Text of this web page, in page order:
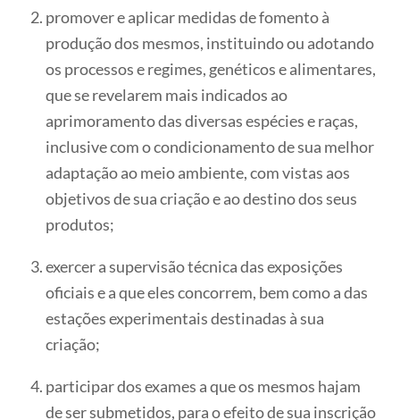
promover e aplicar medidas de fomento à
produção dos mesmos, instituindo ou adotando
os processos e regimes, genéticos e alimentares,
que se revelarem mais indicados ao
aprimoramento das diversas espécies e raças,
inclusive com o condicionamento de sua melhor
adaptação ao meio ambiente, com vistas aos
objetivos de sua criação e ao destino dos seus
produtos;
exercer a supervisão técnica das exposições
oficiais e a que eles concorrem, bem como a das
estações experimentais destinadas à sua
criação;
participar dos exames a que os mesmos hajam
de ser submetidos, para o efeito de sua inscrição